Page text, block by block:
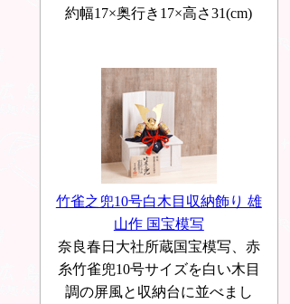
約幅17×奥行き17×高さ31(cm)
竹雀之兜10号白木目収納飾り 雄
山作 国宝模写
奈良春日大社所蔵国宝模写、赤
糸竹雀兜10号サイズを白い木目
調の屏風と収納台に並べまし